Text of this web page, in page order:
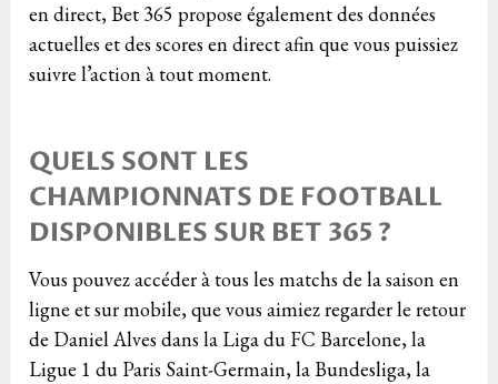
en direct, Bet 365 propose également des données
actuelles et des scores en direct afin que vous puissiez
suivre l’action à tout moment.
QUELS SONT LES
CHAMPIONNATS DE FOOTBALL
DISPONIBLES SUR BET 365 ?
Vous pouvez accéder à tous les matchs de la saison en
ligne et sur mobile, que vous aimiez regarder le retour
de Daniel Alves dans la Liga du FC Barcelone, la
Ligue 1 du Paris Saint-Germain, la Bundesliga, la